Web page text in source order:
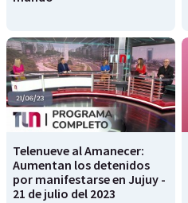
Telenueve al Amanecer:
Aumentan los detenidos
por manifestarse en Jujuy -
21 de julio del 2023